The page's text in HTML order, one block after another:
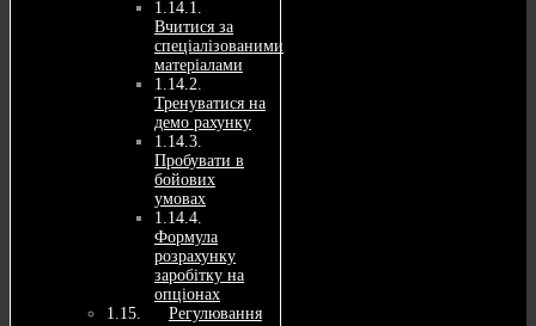
Вчитися за
спеціалізованими
матеріалами
Тренуватися на
демо рахунку
Пробувати в
бойових
умовах
Формула
розрахунку
заробітку на
опціонах
Регулювання